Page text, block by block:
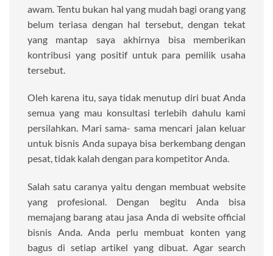
awam. Tentu bukan hal yang mudah bagi orang yang
belum teriasa dengan hal tersebut, dengan tekat
yang mantap saya akhirnya bisa memberikan
kontribusi yang positif untuk para pemilik usaha
tersebut.
Oleh karena itu, saya tidak menutup diri buat Anda
semua yang mau konsultasi terlebih dahulu kami
persilahkan. Mari sama- sama mencari jalan keluar
untuk bisnis Anda supaya bisa berkembang dengan
pesat, tidak kalah dengan para kompetitor Anda.
Salah satu caranya yaitu dengan membuat website
yang profesional. Dengan begitu Anda bisa
memajang barang atau jasa Anda di website official
bisnis Anda. Anda perlu membuat konten yang
bagus di setiap artikel yang dibuat. Agar search